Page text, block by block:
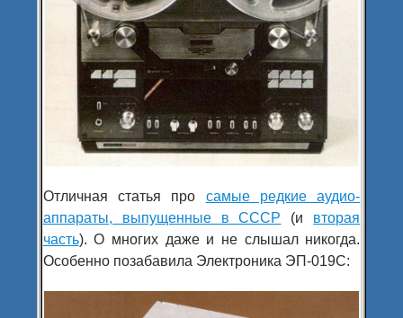
Отличная статья про самые редкие аудио-
аппараты, выпущенные в СССР (и вторая
часть). О многих даже и не слышал никогда.
Особенно позабавила Электроника ЭП-019С: